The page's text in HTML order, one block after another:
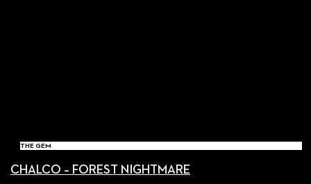
THE GEM
CHALCO – FOREST NIGHTMARE